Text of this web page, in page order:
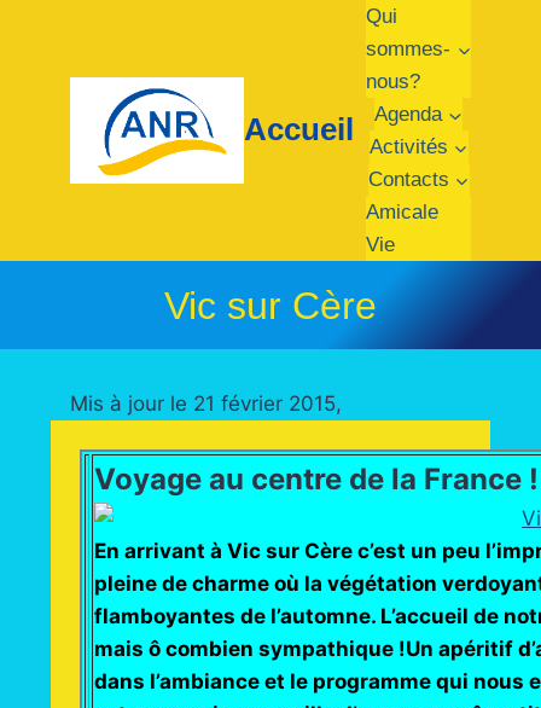
contenu
Accueil
Qui
sommes-
nous?
Agenda
Activités
Contacts
Amicale
Vie
Vic sur Cère
Mis à jour le 21 février 2015,
Voyage au centre de la France !
En arrivant à Vic sur Cère c’est un peu
pleine de charme où la végétation
flamboyantes de l’automne. L’accueil de
mais ô combien sympathique !Un apéritif
dans l’ambiance et le programme qui